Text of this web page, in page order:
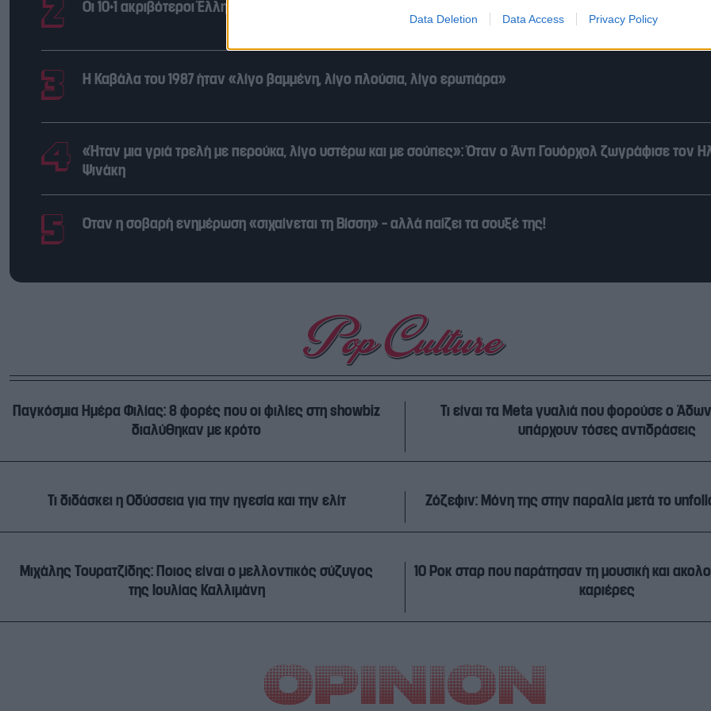
Data Deletion Data Access Privacy Policy
Οι 10+1 ακριβότεροι Έλληνες ποδοσφαιριστές: Οι Ευρωπαίοι «αγοράζουν Ελλάδα»!
Η Καβάλα του 1987 ήταν «λίγο βαμμένη, λίγο πλούσια, λίγο ερωτιάρα»
«Ήταν μια γριά τρελή με περούκα, λίγο υστέρω και με σούπες»: Όταν ο Άντι Γουόρχολ ζωγράφισε τον
Ψινάκη
Όταν η σοβαρή ενημέρωση «σιχαίνεται τη Βίσση» – αλλά παίζει τα σουξέ της!
Παγκόσμια Ημέρα Φιλίας: 8 φορές που οι φιλίες στη showbiz
διαλύθηκαν με κρότο
Τι είναι τα Meta γυαλιά που φορούσε ο
υπάρχουν τόσες αντιδράσεις
Τι διδάσκει η Οδύσσεια για την ηγεσία και την ελίτ Ζόζεφιν: Μόνη της στην παραλία μετά το
Μιχάλης Τουρατζίδης: Ποιος είναι ο μελλοντικός σύζυγος
της Ιουλίας Καλλιμάνη
10 Ροκ σταρ που παράτησαν τη μουσική και
καριέρες